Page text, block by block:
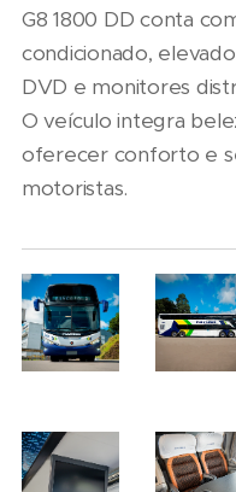
G8 1800 DD conta
condicionado,
DVD e monitores
O veículo integra
oferecer conforto e
motoristas.